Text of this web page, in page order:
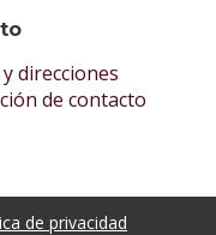
direcciones
de contacto
de privacidad